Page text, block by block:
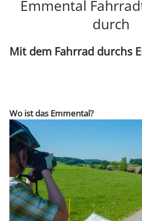
DREI SEEN LAND
GENFER SEE –
Emmental
durch
Mit dem Fahrrad durchs
Wo ist das Emmental?